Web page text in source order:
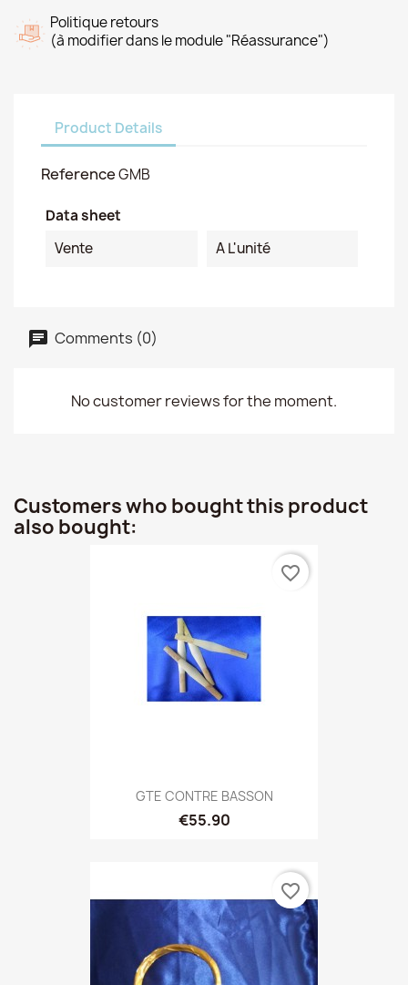
Politique retours
(à modifier dans le module "Réassurance")
Product Details
ReferenceGMB
Data sheet
Vente
A L'unité
Comments (0)
No customer reviews for the moment.
Customers who bought this product
also bought:
GTE CONTRE BASSON
€55.90
favorite_border
favorite_border